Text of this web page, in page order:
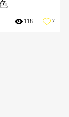
118 7